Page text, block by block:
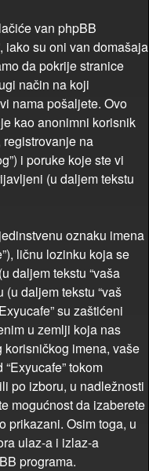
van phpBB
iako su oni van domašaja
da pokrije stranice
način na koji
nama pošaljete. Ovo
kao anonimni korisnik
registrovanje na
i poruke koje ste vi
(u daljem tekstu
oznaku imena
ličnu lozinku koja se
daljem tekstu “vaša
daljem tekstu “vaš
su zaštićeni
u zemlji koja nas
imena, vaše
tokom
po izboru, u nadležnosti
mogućnost da izaberete
prikazani. Osim toga, u
ulaz-a i izlaz-a
programa.